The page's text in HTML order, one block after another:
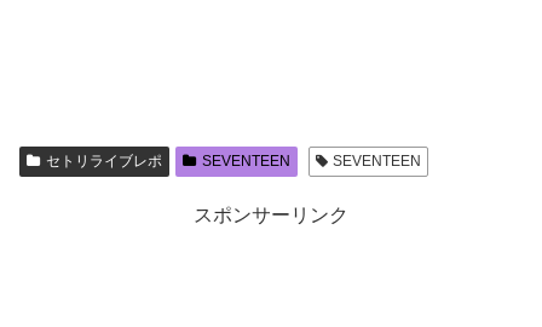
セトリライブレポ SEVENTEEN SEVENTEEN
スポンサーリンク